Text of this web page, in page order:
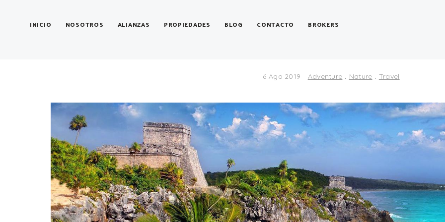
INICIO NOSOTROS ALIANZAS PROPIEDADES BLOG CONTACTO BROKERS
6 Ago 2019 Adventure . Nature . Travel